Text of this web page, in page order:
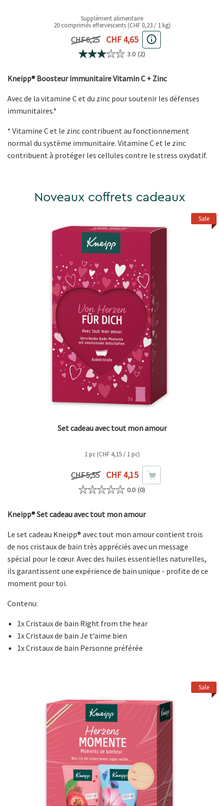
Supplément alimentaire
20 comprimés effervescents (CHF 0,23 / 1 kg)
Prix précédent
CHF 6,25 Prix actuel
CHF 4,65
3.0 (2)
Kneipp® Boosteur immunitaire Vitamin C + Zinc
Avec de la vitamine C et du zinc pour soutenir les défenses
immunitaires.*
* Vitamine C et le zinc contribuent au fonctionnement
normal du système immunitaire. Vitamine C et le zinc
contribuent à protéger les cellules contre le stress oxydatif.
Noveaux coffrets cadeaux
Sale
Set cadeau avec tout mon amour
1 pc (CHF 4,15 / 1 pc)
Prix précédent
CHF 5,55 Prix actuel
CHF 4,15
0.0 (0)
Kneipp® Set cadeau avec tout mon amour
Le set cadeau Kneipp® avec tout mon amour contient trois
de nos cristaux de bain très appréciés avec un message
spécial pour le cœur. Avec des huiles essentielles naturelles,
ils garantissent une expérience de bain unique - profite de ce
moment pour toi.
Contenu:
1x Cristaux de bain Right from the hear
1x Cristaux de bain Je t‘aime bien
1x Cristaux de bain Personne préférée
Sale